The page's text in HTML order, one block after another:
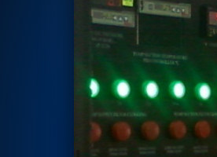
70000 RPM Aerospace Bearing
Hydrogen Gas Boosting Station
Aerospace Nozzle Flow Test
Combined Control Unit Test
Hydraulic Suspension Unit Test
Aerospace Pressure and Leak
Air Droppable Container
Computerized Microprocessor
Computerized Based Test
Pressure Cycle Test System